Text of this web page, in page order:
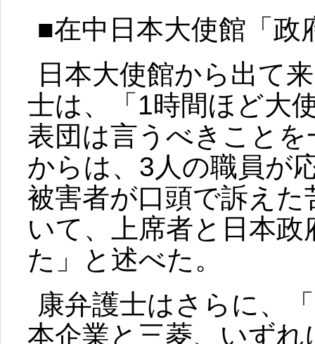
■在中日本大使館「政
日本大使館から出て
士は、「1時間ほど大
表団は言うべきこと
からは、3人の職員が
被害者が口頭で訴え
いて、上席者と日本
た」と述べた。
康弁護士はさらに、
本企業と三菱、いず